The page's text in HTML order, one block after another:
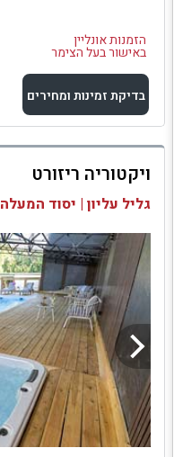
הזמנות אונליין
באישור בעל הצימר
בדיקת זמינות ומחירים
למתחם זה
בדיקת זמינות ומחירים
ויקטוריה ריזורט
גליל עליון | יסוד המעלה